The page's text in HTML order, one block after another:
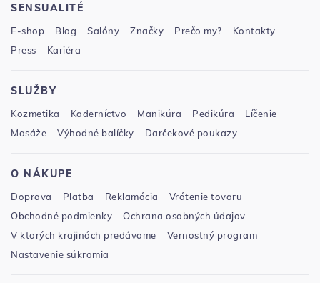
SENSUALITÉ
E-shop Blog Salóny Značky Prečo my?
Kontakty
Press
Kariéra
SLUŽBY
Kozmetika Kaderníctvo Manikúra Pedikúra
Líčenie
Masáže
Výhodné balíčky Darčekové poukazy
O NÁKUPE
Doprava Platba Reklamácia
Vrátenie tovaru
Obchodné podmienky
Ochrana osobných údajov
V ktorých krajinách predávame
Vernostný program
Nastavenie súkromia